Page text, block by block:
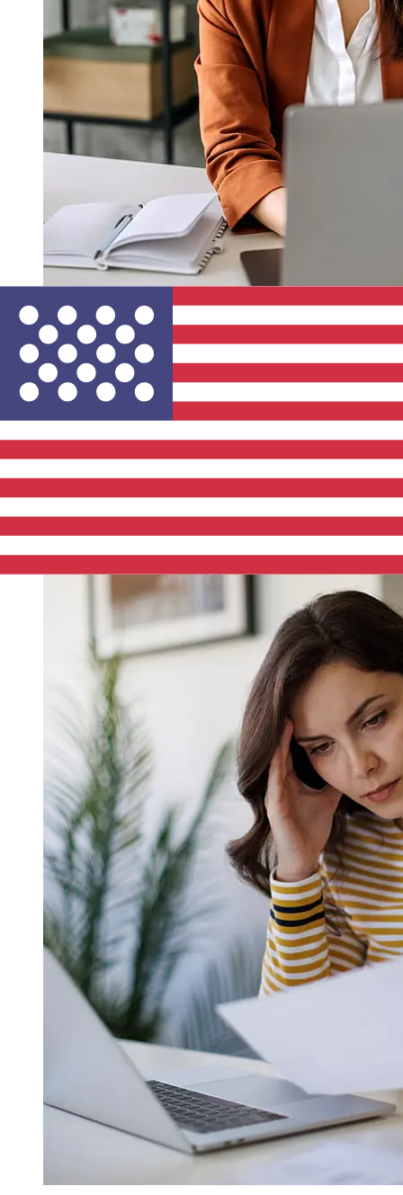
¿Qué tan rápido es un Komercni
banka CZK para USD transferencia?
Los tiempos de entrega para transferencias
y 5 días laborables. Factores como los festivos
bancarios y los controles de seguridad también pueden
afectar la entrega. Comprueba los tiempos límite de
Komercni banka a.spara evitar retrasos.